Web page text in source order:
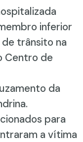
inferior
trânsito na
Centro de
da
para
a vítima